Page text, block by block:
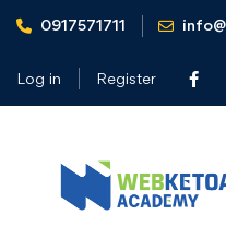
0917571711
Log in Register
Home Net Worth
Tag: